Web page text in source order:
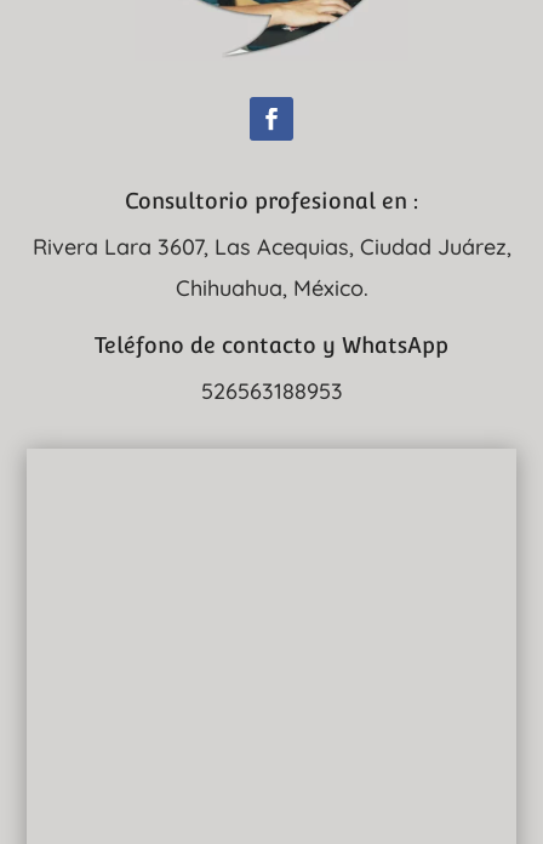
Consultorio profesional en :
Rivera Lara 3607, Las Acequias, Ciudad Juárez,
Chihuahua, México.
Teléfono de contacto y WhatsApp
526563188953